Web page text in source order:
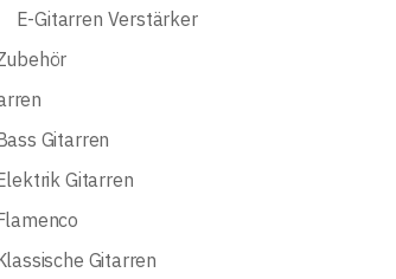
E-Gitarren Verstärker
Gitarren
Gitarren
Gitarren